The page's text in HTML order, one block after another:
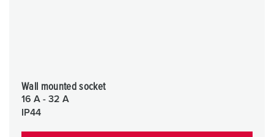
Wall mounted socket
16 A - 32 A
IP44